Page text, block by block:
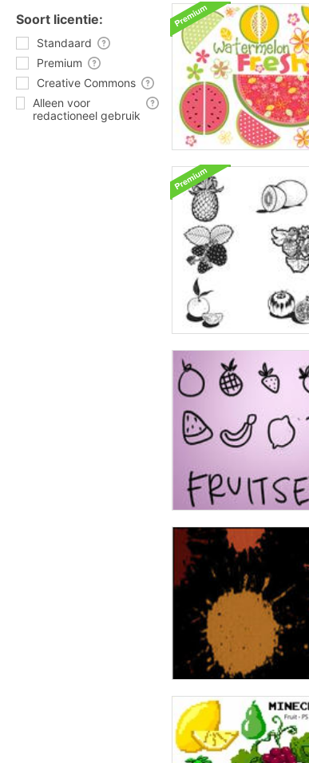
Soort licentie:
Standaard
Premium
Creative Commons
Alleen voor
redactioneel gebruik